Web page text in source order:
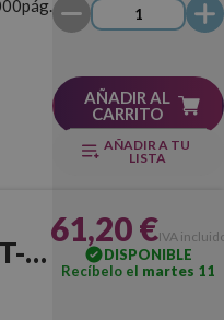
AÑADIR AL
CARRITO
AÑADIR A TU
LISTA
61,20 €IVA
DISPONIBLE
Recíbelo el martes 11